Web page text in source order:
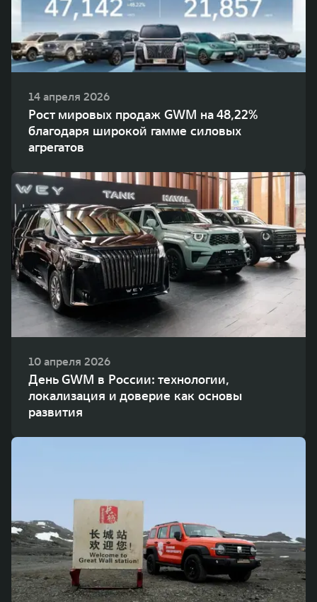
14 апреля 2026
Рост мировых продаж GWM на 48,22%
благодаря широкой гамме силовых
агрегатов
10 апреля 2026
День GWM в России: технологии,
локализация и доверие как основы
развития